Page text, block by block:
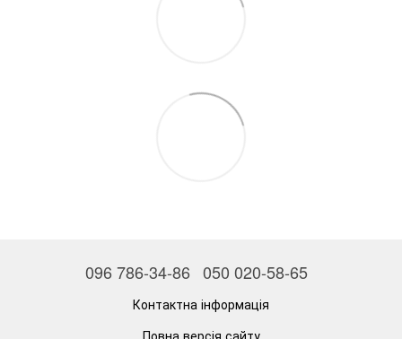
096 786-34-86 050 020-58-65
Контактна інформація
Повна версія сайту